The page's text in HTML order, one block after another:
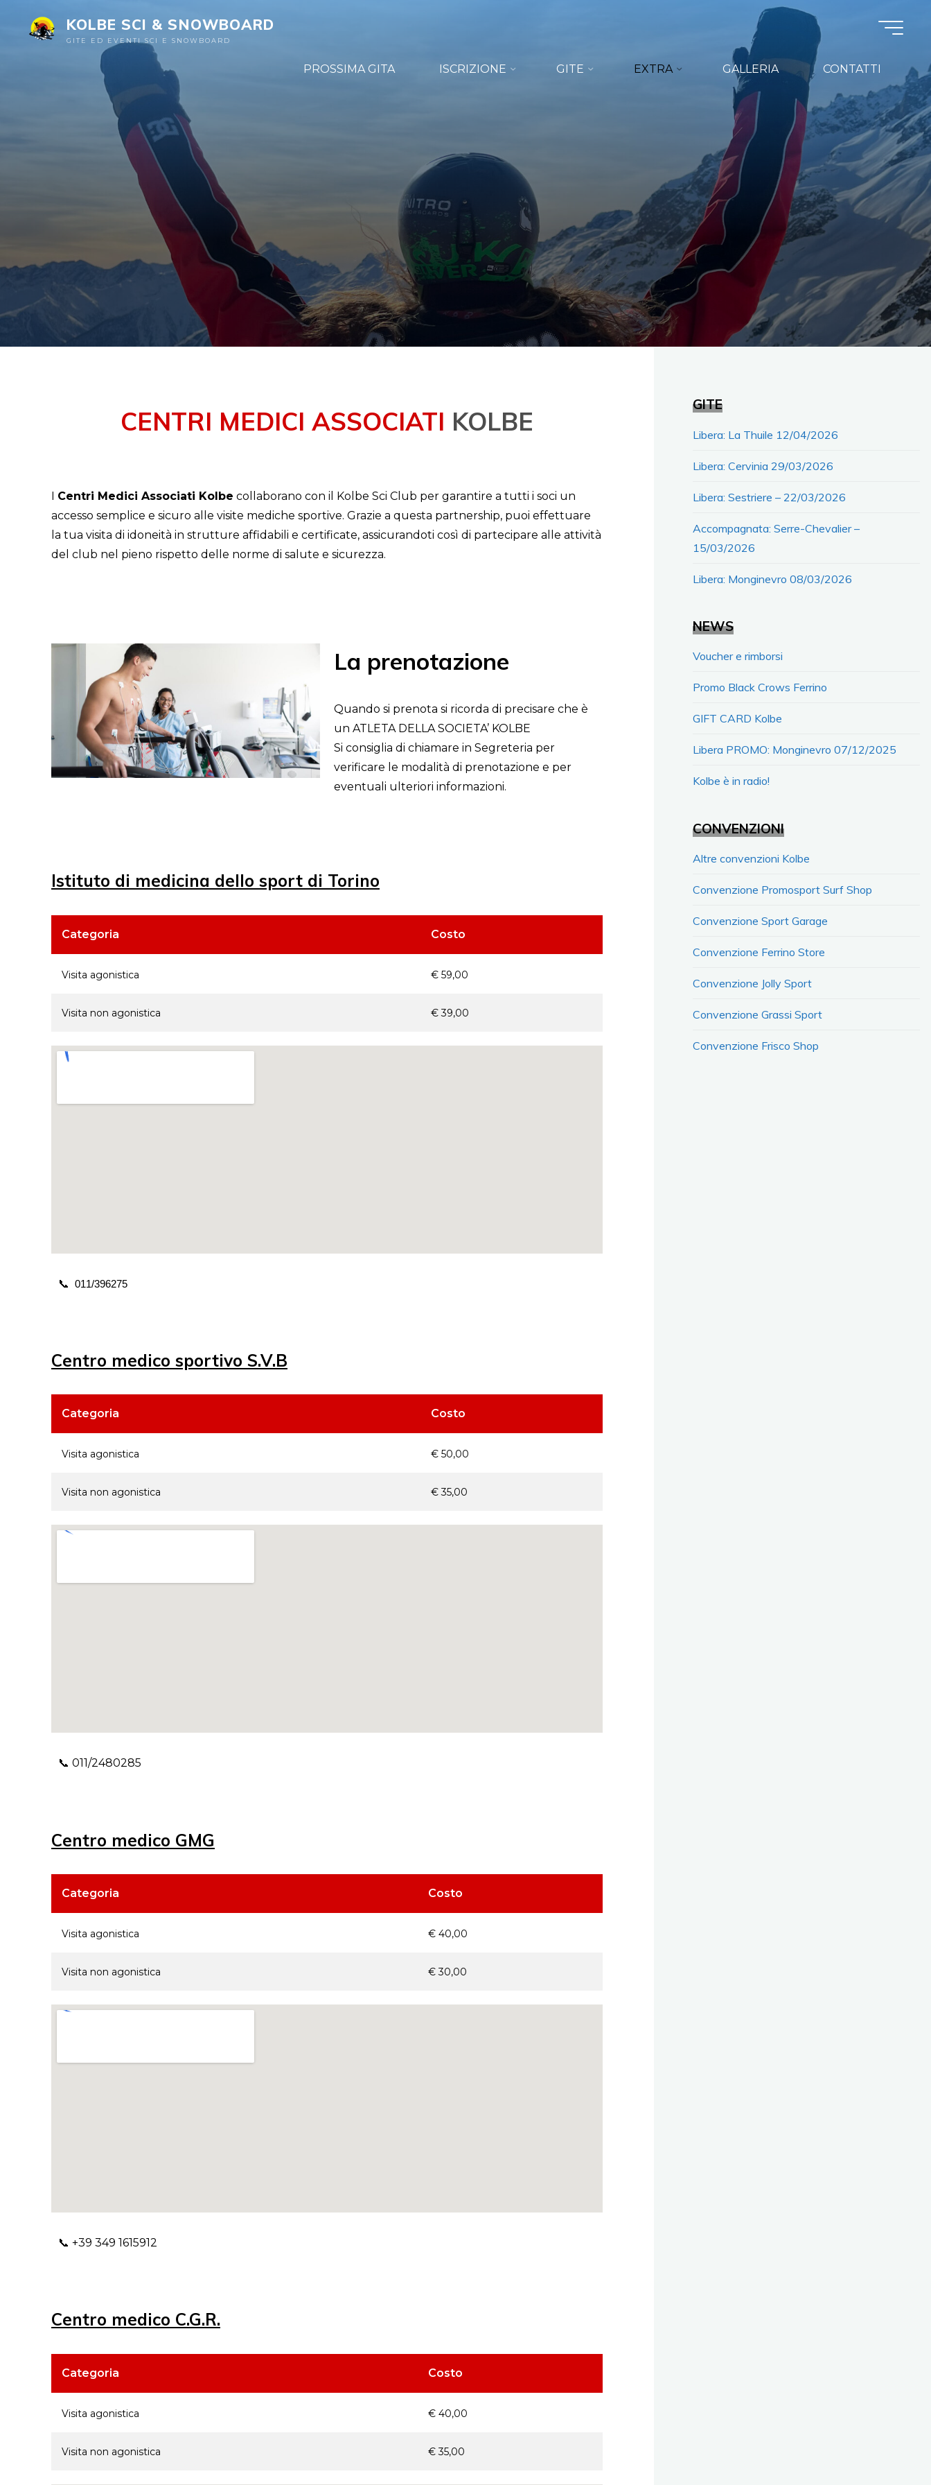
KOLBE SCI & SNOWBOARD
GITE ED EVENTI SCI E SNOWBOARD
PROSSIMA GITA ISCRIZIONE GITE EXTRA GALLERIA CONTATTI
CENTRI MEDICI ASSOCIATI KOLBE
I Centri Medici Associati Kolbe collaborano con il Kolbe Sci Club per garantire a tutti i soci un
accesso semplice e sicuro alle visite mediche sportive. Grazie a questa partnership, puoi effettuare
la tua visita di idoneità in strutture affidabili e certificate, assicurandoti così di partecipare alle attività
del club nel pieno rispetto delle norme di salute e sicurezza.
La prenotazione
Quando si prenota si ricorda di precisare che è
un ATLETA DELLA SOCIETA’ KOLBE
Si consiglia di chiamare in Segreteria per
verificare le modalità di prenotazione e per
eventuali ulteriori informazioni.
Istituto di medicina dello sport di Torino
Categoria Costo
Visita agonistica € 59,00
Visita non agonistica € 39,00
📞 011/396275
Centro medico sportivo S.V.B
Categoria Costo
Visita agonistica € 50,00
Visita non agonistica € 35,00
📞 011/2480285
Centro medico GMG
Categoria Costo
Visita agonistica € 40,00
Visita non agonistica € 30,00
📞 +39 349 1615912
Centro medico C.G.R.
Categoria Costo
Visita agonistica € 40,00
Visita non agonistica € 35,00
GITE
Libera: La Thuile 12/04/2026
Libera: Cervinia 29/03/2026
Libera: Sestriere – 22/03/2026
Accompagnata: Serre-Chevalier –
15/03/2026
Libera: Monginevro 08/03/2026
NEWS
Voucher e rimborsi
Promo Black Crows Ferrino
GIFT CARD Kolbe
Libera PROMO: Monginevro 07/12/2025
Kolbe è in radio!
CONVENZIONI
Altre convenzioni Kolbe
Convenzione Promosport Surf Shop
Convenzione Sport Garage
Convenzione Ferrino Store
Convenzione Jolly Sport
Convenzione Grassi Sport
Convenzione Frisco Shop